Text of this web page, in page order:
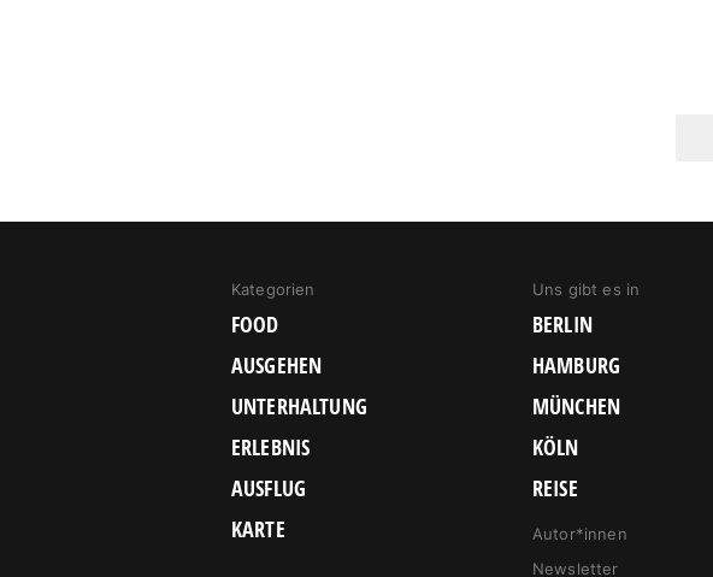
Kategorien
FOOD
AUSGEHEN
UNTERHALTUNG
ERLEBNIS
AUSFLUG
KARTE
Uns gibt es in
BERLIN
HAMBURG
MÜNCHEN
KÖLN
REISE
Autor*innen
Newsletter